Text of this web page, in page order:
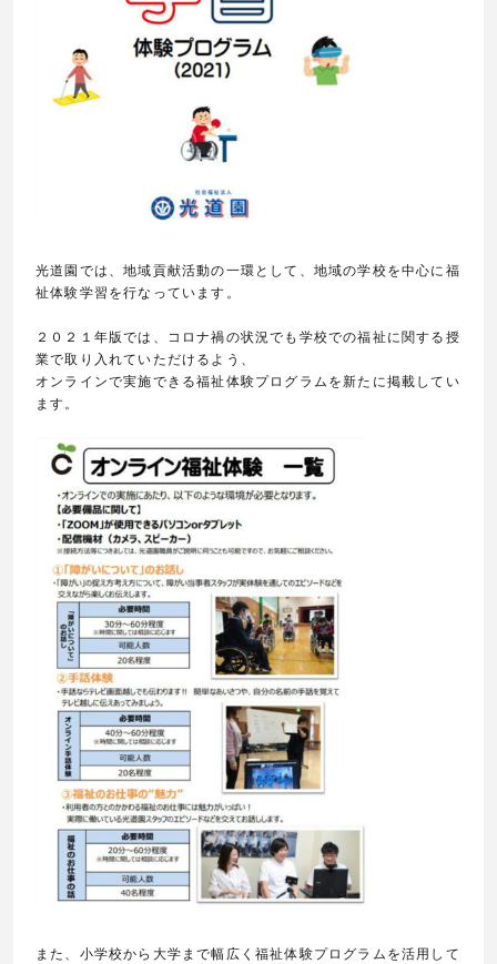
光道園では、地域貢献活動の一環として、地域の学校を中心に福
祉体験学習を行なっています。
２０２１年版では、コロナ禍の状況でも学校での福祉に関する授
業で取り入れていただけるよう、
オンラインで実施できる福祉体験プログラムを新たに掲載してい
ます。
また、小学校から大学まで幅広く福祉体験プログラムを活用して